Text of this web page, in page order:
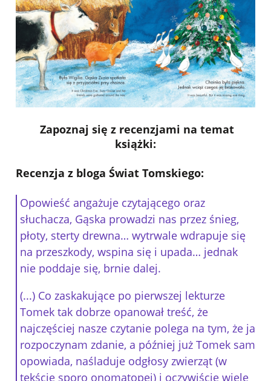
Zapoznaj się z recenzjami na temat
książki:
Recenzja z bloga Świat Tomskiego:
Opowieść angażuje czytającego oraz
słuchacza, Gąska prowadzi nas przez śnieg,
płoty, sterty drewna… wytrwale wdrapuje się
na przeszkody, wspina się i upada… jednak
nie poddaje się, brnie dalej.
(...) Co zaskakujące po pierwszej lekturze
Tomek tak dobrze opanował treść, że
najczęściej nasze czytanie polega na tym, że ja
rozpoczynam zdanie, a później już Tomek sam
opowiada, naśladuje odgłosy zwierząt (w
tekście sporo onomatopei) i oczywiście wiele